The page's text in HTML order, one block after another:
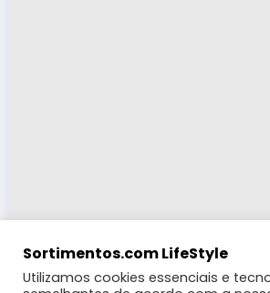
Sortimentos.com LifeStyle
Utilizamos cookies essenciais e